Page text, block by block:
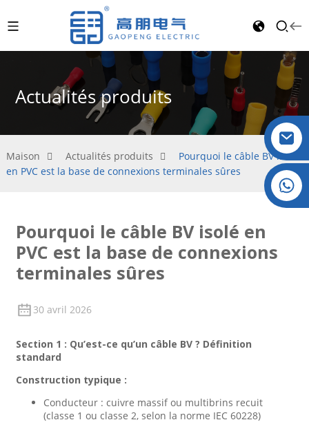
Actualités produits
Maison Actualités produits
Pourquoi le câble BV isolé
en PVC est la base de connexions terminales sûres
Pourquoi le câble BV isolé en
PVC est la base de connexions
terminales sûres
30 avril 2026
Section 1 : Qu’est-ce qu’un câble BV ? Définition
standard
Construction typique :
Conducteur : cuivre massif ou multibrins recuit
(classe 1 ou classe 2, selon la norme IEC 60228)